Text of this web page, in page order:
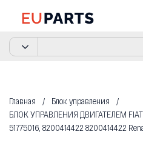
Главная
Блок управления
БЛОК УПРАВЛЕНИЯ ДВИГАТЕЛЕМ FIAT
51775016, 8200414422 8200414422